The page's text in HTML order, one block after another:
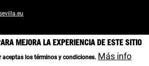
web:
MEJORA LA EXPERIENCIA DE ESTE SITIO
aceptas los términos y condiciones. Más info